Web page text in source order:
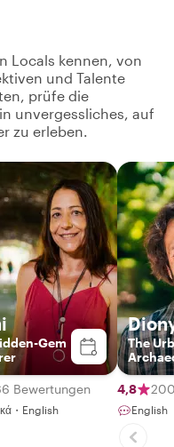
Locals kennen, von
und Talente
prüfe die
unvergessliches, auf
zu erleben.
Gem
Bewertungen
・English
The
4,8
English